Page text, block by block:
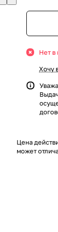
Нет в
Хочу
Цена
может